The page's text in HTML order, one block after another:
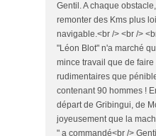
Gentil. A chaque
remonter des Kms plus
navigable.<br /> <br />
"Léon Blot" n'a marché
mince travail que de
rudimentaires que
contenant 90 hommes !
départ de Gribingui, de
joyeusement que la
" a commandé<br />